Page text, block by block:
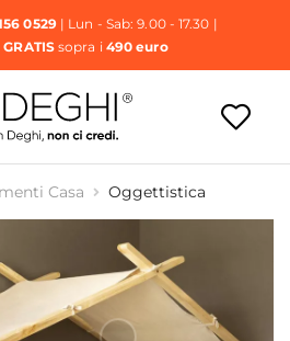
0529| Lun - Sab: 9.00 - 17.30 |
sopra i 490 euro
Casa Oggettistica